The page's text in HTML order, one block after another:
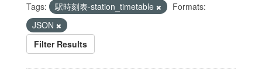
Tags:
駅時刻表-station_timetable
Formats:
JSON
Filter Results